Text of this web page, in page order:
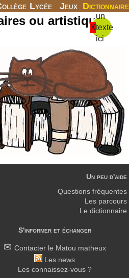
Lycée Jeux Dictionnaire
X
un
texte
ici
ou artistiques
S'informer et échanger
Contacter le Matou matheux
Les news
Les connaissez-vous ?
Un peu d'aide
Questions fréquentes
Les parcours
Le dictionnaire